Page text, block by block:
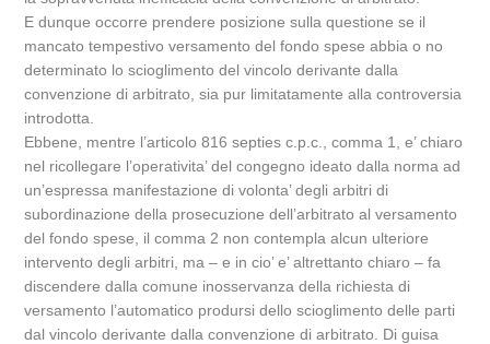
E dunque occorre prendere posizione sulla questione se il
mancato tempestivo versamento del fondo spese abbia o no
determinato lo scioglimento del vincolo derivante dalla
convenzione di arbitrato, sia pur limitatamente alla controversia
introdotta.
Ebbene, mentre l’articolo 816 septies c.p.c., comma 1, e’ chiaro
nel ricollegare l’operativita’ del congegno ideato dalla norma ad
un’espressa manifestazione di volonta’ degli arbitri di
subordinazione della prosecuzione dell’arbitrato al versamento
del fondo spese, il comma 2 non contempla alcun ulteriore
intervento degli arbitri, ma – e in cio’ e’ altrettanto chiaro – fa
discendere dalla comune inosservanza della richiesta di
versamento l’automatico prodursi dello scioglimento delle parti
dal vincolo derivante dalla convenzione di arbitrato. Di guisa